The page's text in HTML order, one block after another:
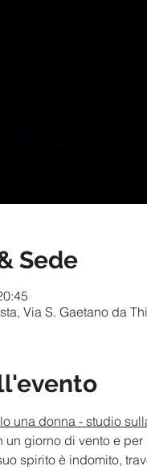
Sede
Via S. Gaetano da
una donna - studio
un giorno di vento e
spirito è indomito,